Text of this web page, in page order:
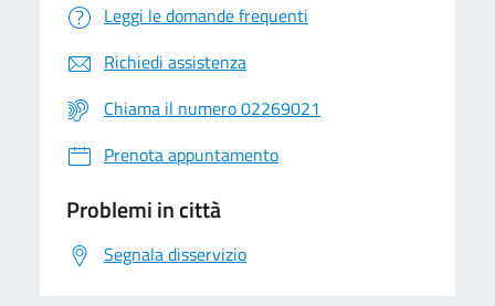
Leggi le domande frequenti
Richiedi assistenza
Chiama il numero 02269021
Prenota appuntamento
Problemi in città
Segnala disservizio